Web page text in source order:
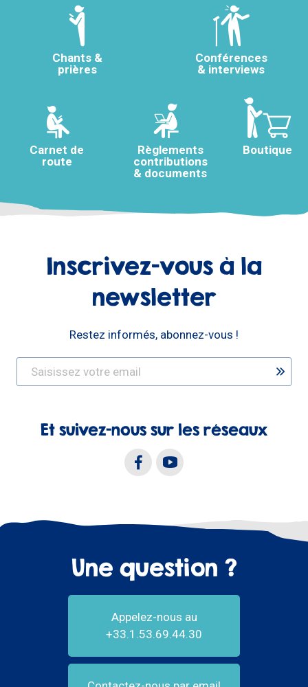
Chants &
prières
Conférences
& interviews
Carnet de
route
Règlements
contributions
& documents
Boutique
Inscrivez-vous à la
newsletter
Restez informés, abonnez-vous !
Et suivez-nous sur les réseaux
Une question ?
Appelez-nous au
+33.1.53.69.44.30